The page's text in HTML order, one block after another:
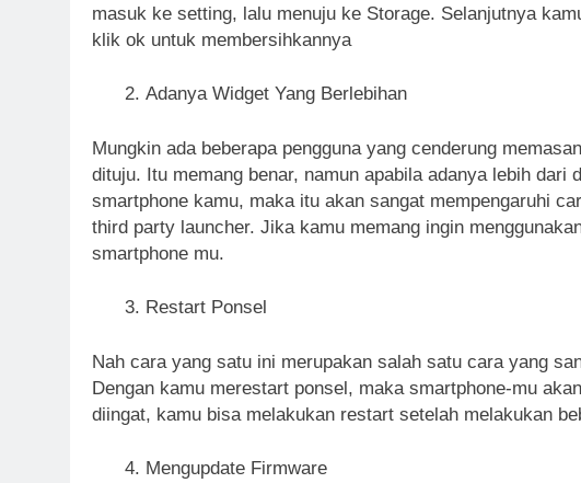
masuk ke setting, lalu menuju ke Storage. Selanjutnya
klik ok untuk membersihkannya
Adanya Widget Yang Berlebihan
Mungkin ada beberapa pengguna yang cenderung
dituju. Itu memang benar, namun apabila adanya lebih dari
smartphone kamu, maka itu akan sangat mempengaruhi
third party launcher. Jika kamu memang ingin
smartphone mu.
Restart Ponsel
Nah cara yang satu ini merupakan salah satu cara yang
Dengan kamu merestart ponsel, maka smartphone-mu
diingat, kamu bisa melakukan restart setelah melakukan
Mengupdate Firmware